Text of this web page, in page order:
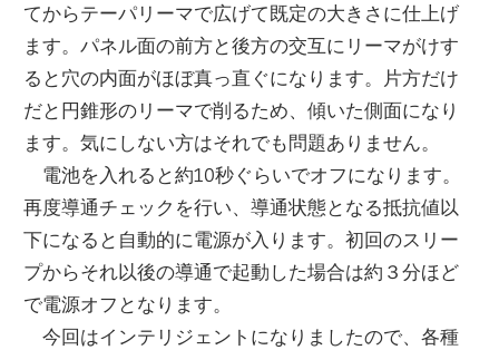
てからテーパリーマで広げて既定の大きさに仕上げ
ます。パネル面の前方と後方の交互にリーマがけす
ると穴の内面がほぼ真っ直ぐになります。片方だけ
だと円錐形のリーマで削るため、傾いた側面になり
ます。気にしない方はそれでも問題ありません。
電池を入れると約10秒ぐらいでオフになります。
再度導通チェックを行い、導通状態となる抵抗値以
下になると自動的に電源が入ります。初回のスリー
プからそれ以後の導通で起動した場合は約３分ほど
で電源オフとなります。
今回はインテリジェントになりましたので、各種